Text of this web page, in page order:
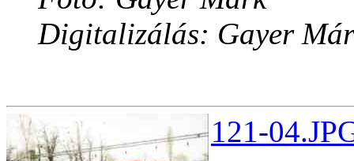
Digitalizálás: Gayer
121-